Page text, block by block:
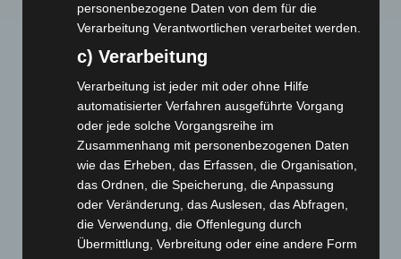
Webseite
Cashback-Aktion
Händler werden
personenbezogene Daten von dem für die
Verarbeitung Verantwortlichen verarbeitet werden.
c) Verarbeitung
Verarbeitung ist jeder mit oder ohne Hilfe
automatisierter Verfahren ausgeführte Vorgang
oder jede solche Vorgangsreihe im
Zusammenhang mit personenbezogenen Daten
wie das Erheben, das Erfassen, die Organisation,
das Ordnen, die Speicherung, die Anpassung
oder Veränderung, das Auslesen, das Abfragen,
die Verwendung, die Offenlegung durch
Übermittlung, Verbreitung oder eine andere Form